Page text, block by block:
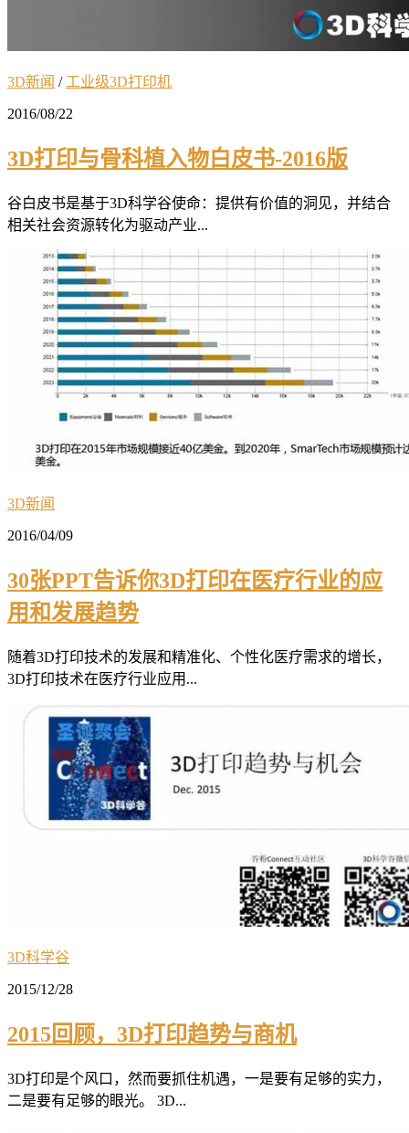
3D新闻 /工业级3D打印机
2016/08/22
3D打印与骨科植入物白皮书-2016版
谷白皮书是基于3D科学谷使命：提供有价值的洞见，并结合
相关社会资源转化为驱动产业...
3D新闻
2016/04/09
30张PPT告诉你3D打印在医疗行业的应
用和发展趋势
随着3D打印技术的发展和精准化、个性化医疗需求的增长，
3D打印技术在医疗行业应用...
3D科学谷
2015/12/28
2015回顾，3D打印趋势与商机
3D打印是个风口，然而要抓住机遇，一是要有足够的实力，
二是要有足够的眼光。 3D...